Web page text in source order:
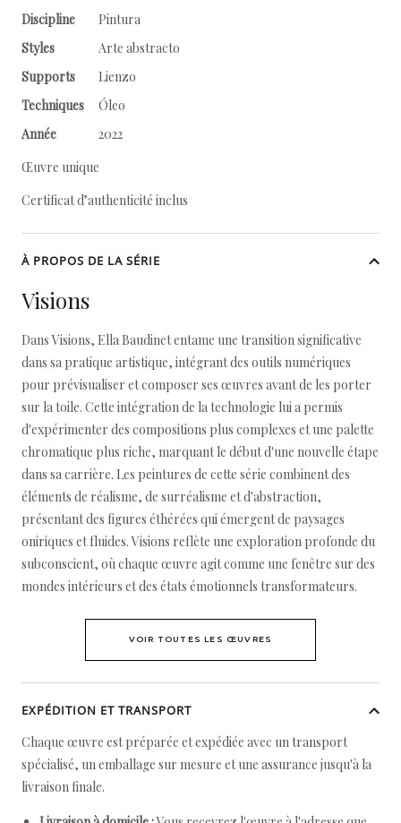
Discipline
Pintura
Styles
Arte abstracto
Supports
Lienzo
Techniques
Óleo
Année
2022
Œuvre unique
Certificat d’authenticité inclus
À PROPOS DE LA SÉRIE
Visions
Dans Visions, Ella Baudinet entame une transition significative
dans sa pratique artistique, intégrant des outils numériques
pour prévisualiser et composer ses œuvres avant de les porter
sur la toile. Cette intégration de la technologie lui a permis
d'expérimenter des compositions plus complexes et une palette
chromatique plus riche, marquant le début d'une nouvelle étape
dans sa carrière. Les peintures de cette série combinent des
éléments de réalisme, de surréalisme et d'abstraction,
présentant des figures éthérées qui émergent de paysages
oniriques et fluides. Visions reflète une exploration profonde du
subconscient, où chaque œuvre agit comme une fenêtre sur des
mondes intérieurs et des états émotionnels transformateurs.
VOIR TOUTES LES ŒUVRES
EXPÉDITION ET TRANSPORT
Chaque œuvre est préparée et expédiée avec un transport
spécialisé, un emballage sur mesure et une assurance jusqu'à la
livraison finale.